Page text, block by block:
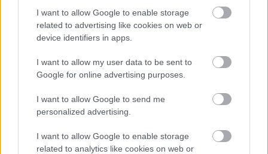
I want to allow Google to enable storage
related to advertising like cookies on web or
device identifiers in apps.
I want to allow my user data to be sent to
Google for online advertising purposes.
I want to allow Google to send me
personalized advertising.
I want to allow Google to enable storage
related to analytics like cookies on web or
πάνω από τις σωληνώσεις προπανίου. Εκτιμάται ότι
η διέλευση βαρέων οχημάτων ενδέχεται να
προκάλεσε διάτρηση κάτω από το υπέδαφος. Το
προπάνιο μεταφερόταν από τις δεξαμενές μέσω
σωληνώσεων που περνούσαν κάτω από τον δρόμο
και κατέληγαν εντός των εγκαταστάσεων, μέσα σε
μπετόν.